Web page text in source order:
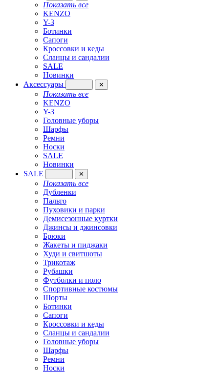
Показать все
KENZO
Y-3
Ботинки
Сапоги
Кроссовки и кеды
Сланцы и сандалии
SALE
Новинки
Аксессуары
✕
Показать все
KENZO
Y-3
Головные уборы
Шарфы
Ремни
Носки
SALE
Новинки
SALE
✕
Показать все
Дубленки
Пальто
Пуховики и парки
Демисезонные куртки
Джинсы и джинсовки
Брюки
Жакеты и пиджаки
Худи и свитшоты
Трикотаж
Рубашки
Футболки и поло
Спортивные костюмы
Шорты
Ботинки
Сапоги
Кроссовки и кеды
Сланцы и сандалии
Головные уборы
Шарфы
Ремни
Носки